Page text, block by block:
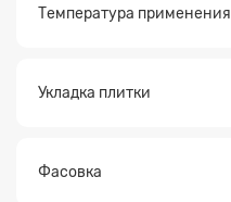
Температура применения
Укладка плитки
Фасовка